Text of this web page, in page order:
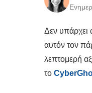
Δεν υπάρχει
αυτόν τον
λεπτομερή
το